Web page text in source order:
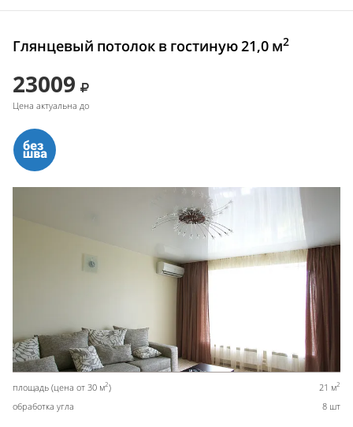
Глянцевый потолок в гостиную 21,0 м2
23009
Цена актуальна до
площадь (цена от 30 м2) 21 м2
обработка угла 8 шт